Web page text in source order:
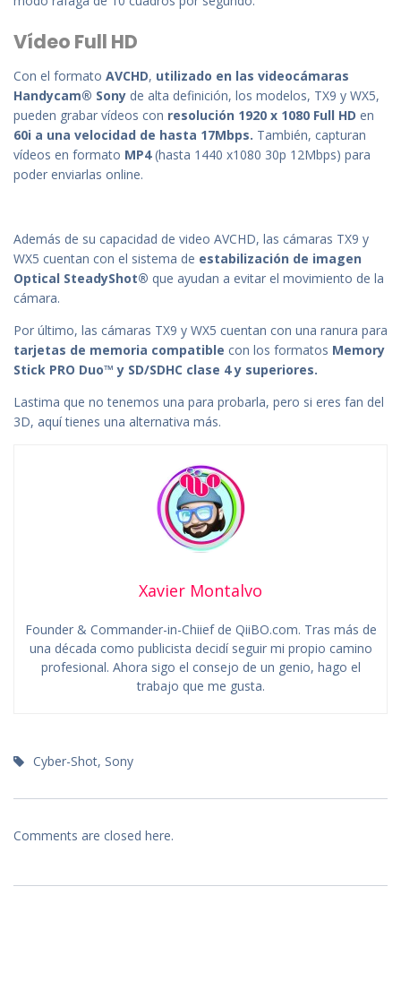
Vídeo Full HD
Con el formato AVCHD, utilizado en las videocámaras
Handycam® Sony de alta definición, los modelos, TX9 y WX5,
pueden grabar vídeos con resolución 1920 x 1080 Full HD en
60i a una velocidad de hasta 17Mbps. También, capturan
vídeos en formato MP4(hasta 1440 x1080 30p 12Mbps) para
poder enviarlas online.
Además de su capacidad de video AVCHD, las cámaras TX9 y
WX5 cuentan con el sistema de estabilización de imagen
Optical SteadyShot® que ayudan a evitar el movimiento de la
cámara.
Por último, las cámaras TX9 y WX5 cuentan con una ranura para
tarjetas de memoria compatible con los formatos Memory
Stick PRO Duo™ y SD/SDHC clase 4 y superiores.
Lastima que no tenemos una para probarla, pero si eres fan del
3D, aquí tienes una alternativa más.
Xavier Montalvo
Founder & Commander-in-Chiief de QiiBO.com. Tras más de
una década como publicista decidí seguir mi propio camino
profesional. Ahora sigo el consejo de un genio, hago el
trabajo que me gusta.
Cyber-Shot, Sony
Comments are closed here.